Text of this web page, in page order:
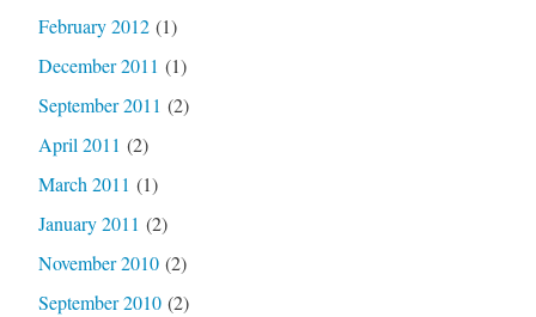
February 2012(1)
December 2011 (1)
September 2011 (2)
April 2011 (2)
March 2011 (1)
January 2011 (2)
November 2010(2)
September 2010(2)